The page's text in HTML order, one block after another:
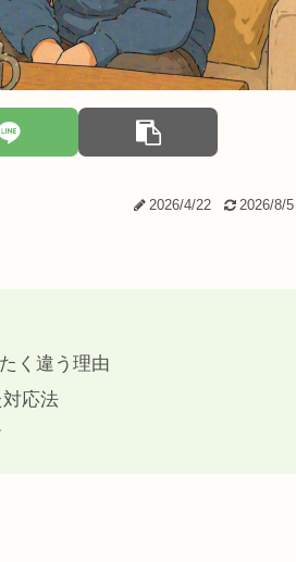
2026/4/22 2026/8/5
く違う理由
応法